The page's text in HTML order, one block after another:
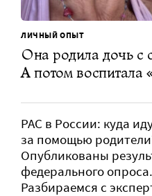
ЛИЧНЫЙ ОПЫТ
Она родила дочь с
А потом воспитала
РАС в России: куда
за помощью
Опубликованы
федерального опроса.
Разбираемся с